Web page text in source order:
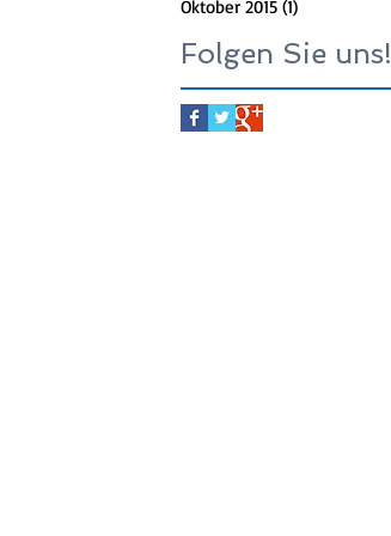
Oktober 2015 (1)
Folgen Sie uns!